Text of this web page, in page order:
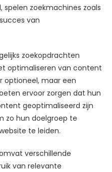
spelen zoekmachines zoals
van
zoekopdrachten
optimaliseren van content
optioneel, maar een
ervoor zorgen dat hun
geoptimaliseerd zijn
zo hun doelgroep te
te leiden.
verschillende
van relevante